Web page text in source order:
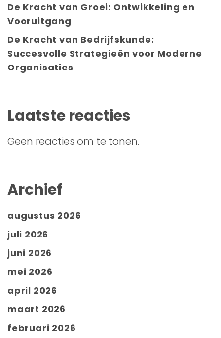
De Kracht van Groei: Ontwikkeling en
Vooruitgang
De Kracht van Bedrijfskunde:
Succesvolle Strategieën voor Moderne
Organisaties
Laatste reacties
Geen reacties om te tonen.
Archief
augustus 2026
juli 2026
juni 2026
mei 2026
april 2026
maart 2026
februari 2026